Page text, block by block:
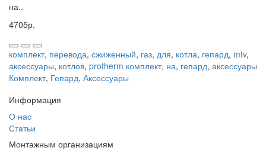
на..
4705р.
комплект, перевода, сжиженный, газ, для, котла, гепард, mtv,
аксессуары, котлов, protherm комплект, на, гепард, аксессуары
Комплект, Гепард, Аксессуары
Информация
О нас
Статьи
Монтажным организациям